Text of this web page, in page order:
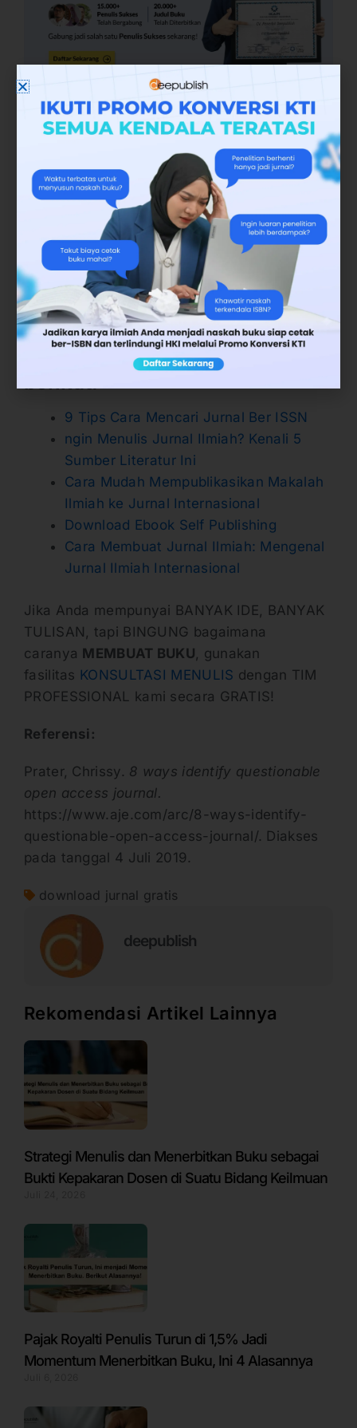
Apakah Anda sedang atau ingin
menulisbuku ? Dengan menjadi
Deepublish, buku Anda
kami terbitkan secara GRATIS. Anda cukup
mengganti biaya cetak. Silakan isi data diri
DAFTAR JADI PENULISatau Anda bisa
Kirim Naskahdengan mengikuti
prosedur.
Jika Anda ingin mengetahui
lebih banyak
tentangjurnal,Anda dapat
melihat artikel-artikel kami
berikut:
9 Tips Cara Mencari Jurnal Ber ISSN
ngin Menulis Jurnal Ilmiah? Kenali 5
Sumber Literatur Ini
Cara Mudah Mempublikasikan Makalah
Ilmiah ke Jurnal Internasional
Download Ebook Self Publishing
Cara Membuat Jurnal Ilmiah: Mengenal
Jurnal Ilmiah Internasional
Jika Anda mempunyai BANYAK IDE, BANYAK
TULISAN, tapi BINGUNG bagaimana
caranya MEMBUAT BUKU , gunakan
fasilitas KONSULTASI MENULIS dengan TIM
PROFESSIONAL kami secara GRATIS!
Referensi:
Prater, Chrissy. 8 ways identify questionable
open access journal.
https://www.aje.com/arc/8-ways-identify-
questionable-open-access-journal/. Diakses
pada tanggal 4 Juli 2019.
download jurnal gratis
deepublish
Rekomendasi Artikel Lainnya
Strategi Menulis dan Menerbitkan Buku sebagai
Bukti Kepakaran Dosen di Suatu Bidang Keilmuan
Pajak Royalti Penulis Turun di 1,5% Jadi
Momentum Menerbitkan Buku, Ini 4 Alasannya